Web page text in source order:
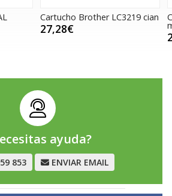
Cartucho Brother LC3219 cian
27,28€
ayuda?
853 ENVIAR EMAIL